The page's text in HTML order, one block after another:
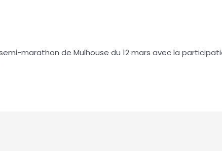
marathon de Mulhouse du 12 mars avec la